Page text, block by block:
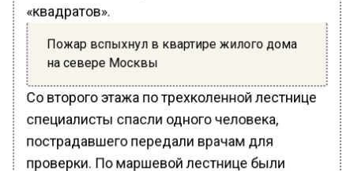
«квадратов».
Пожар вспыхнул в квартире жилого дома
на севере Москвы
Со второго этажа по трехколенной лестнице
специалисты спасли одного человека,
пострадавшего передали врачам для
проверки. По маршевой лестнице были